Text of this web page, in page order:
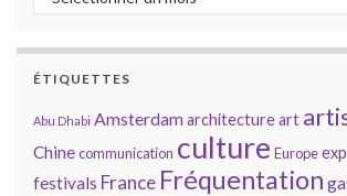
ÉTIQUETTES
Abu Dhabi Amsterdamarchitectureart
Chinecommunication culture Europe
festivals France Fréquentation